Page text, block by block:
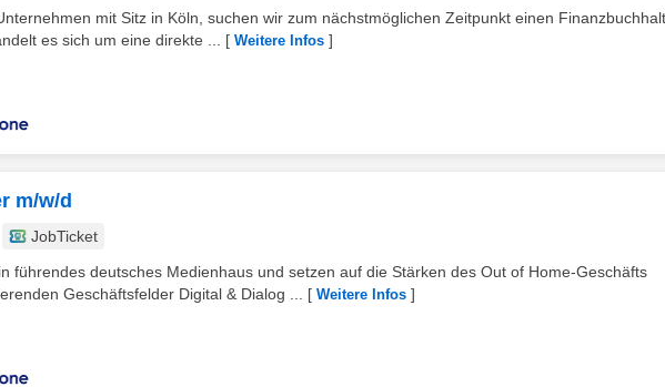
mit Sitz in Köln, suchen wir zum nächstmöglichen Zeitpunkt einen
es sich um eine direkte ...
[ Weitere Infos ]
m/w/d
JobTicket
führendes deutsches Medienhaus und setzen auf die Stärken des Out of Home-Geschäfts
Geschäftsfelder Digital & Dialog ...
[ Weitere Infos ]